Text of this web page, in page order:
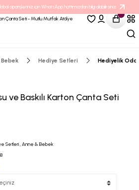
siparişleriniz için WhatsApp hattımızdan bilgi alabilirsiniz.
Hediye Setleri Hediyelik Oda
ve Baskılı Karton Çanta Seti
Setleri,Anne & Bebek